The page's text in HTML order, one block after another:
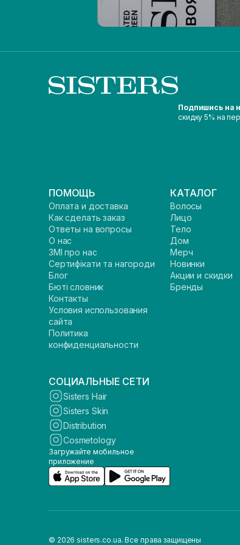
Подпишись на
скидку 5% на
ПОМОЩЬ
Оплата и доставка
Как сделать заказ
Ответы на вопросы
О нас
ЗМІ про нас
Сертифікати та нагороди
Блог
Бюті словник
Контакты
Условия использования
сайта
Политика
конфиденциальности
КАТАЛОГ
Волосы
Лицо
Тело
Дом
Мерч
Новинки
Акции и скидки
Бренды
СОЦИАЛЬНЫЕ СЕТИ
Sisters Hair
Sisters Skin
Distribution
Cosmetology
Загружайте мобильное
приложение
© 2026 sisters.co.ua. Все права защищены